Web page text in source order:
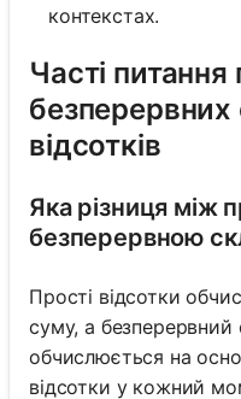
контекстах.
Часті
відсотків
Яка різниця між
безперервною
Прості відсотки
суму, а безперервний
обчислюється на
відсотки у кожний